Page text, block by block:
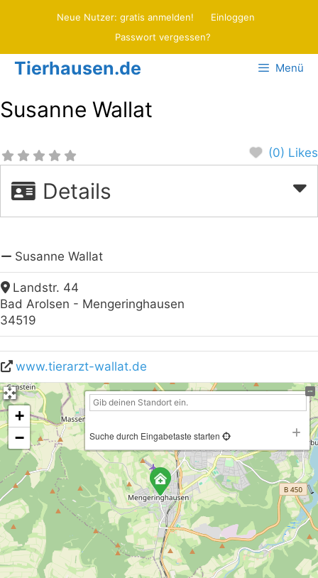
Neue Nutzer: gratis anmelden!
Einloggen
Passwort vergessen?
Tierhausen.de Menü
Susanne Wallat
(0) Likes
Details
Susanne Wallat
Landstr. 44
Bad Arolsen - Mengeringhausen
34519
www.tierarzt-wallat.de
+
−
Suche durch Eingabetaste starten